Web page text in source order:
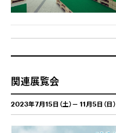
関連展覧会
2023年7月15日（土）－ 11月5日（日）